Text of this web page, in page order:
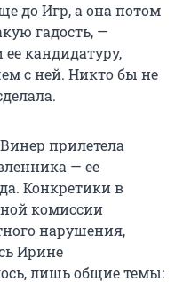
до Игр, а она потом
гадость, —
кандидатуру,
с ней. Никто бы не
прилетела
— ее
Конкретики в
комиссии
нарушения,
Ирине
лишь общие темы: